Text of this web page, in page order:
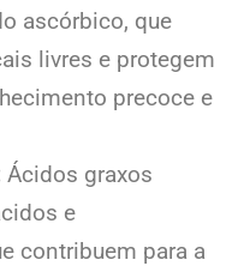
ascórbico, que
livres e protegem
precoce e
Ácidos graxos
e
contribuem para a